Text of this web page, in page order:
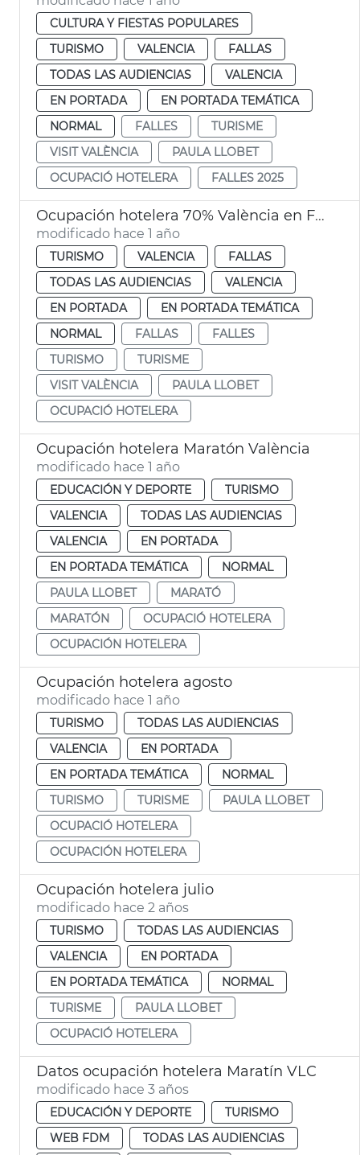
CULTURA Y FIESTAS POPULARES
TURISMO
VALENCIA
FALLAS
TODAS LAS AUDIENCIAS
VALENCIA
EN PORTADA
EN PORTADA TEMÁTICA
NORMAL
FALLES
TURISME
VISIT VALÈNCIA
PAULA LLOBET
OCUPACIÓ HOTELERA
FALLES 2025
Ocupación hotelera 70% València en Fallas
modificado hace 1 año
TURISMO VALENCIA
FALLAS
TODAS LAS AUDIENCIAS
VALENCIA
EN PORTADA
EN PORTADA TEMÁTICA
NORMAL
FALLAS
FALLES
TURISMO
TURISME
VISIT VALÈNCIA
PAULA LLOBET
OCUPACIÓ HOTELERA
Ocupación hotelera Maratón València
modificado hace 1 año
EDUCACIÓN Y DEPORTE
TURISMO
VALENCIA
TODAS LAS AUDIENCIAS
VALENCIA
EN PORTADA
EN PORTADA TEMÁTICA
NORMAL
PAULA LLOBET
MARATÓ
MARATÓN
OCUPACIÓ HOTELERA
OCUPACIÓN HOTELERA
Ocupación hotelera agosto
modificado hace 1 año
TURISMO
TODAS LAS AUDIENCIAS
VALENCIA
EN PORTADA
EN PORTADA TEMÁTICA
NORMAL
TURISMO
TURISME
PAULA LLOBET
OCUPACIÓ HOTELERA
OCUPACIÓN HOTELERA
Ocupación hotelera julio
modificado hace 2 años
TURISMO
TODAS LAS AUDIENCIAS
VALENCIA
EN PORTADA
EN PORTADA TEMÁTICA
NORMAL
TURISME
PAULA LLOBET
OCUPACIÓ HOTELERA
Datos ocupación hotelera Maratín VLC
modificado hace 3 años
EDUCACIÓN Y DEPORTE
TURISMO
WEB FDM
TODAS LAS AUDIENCIAS